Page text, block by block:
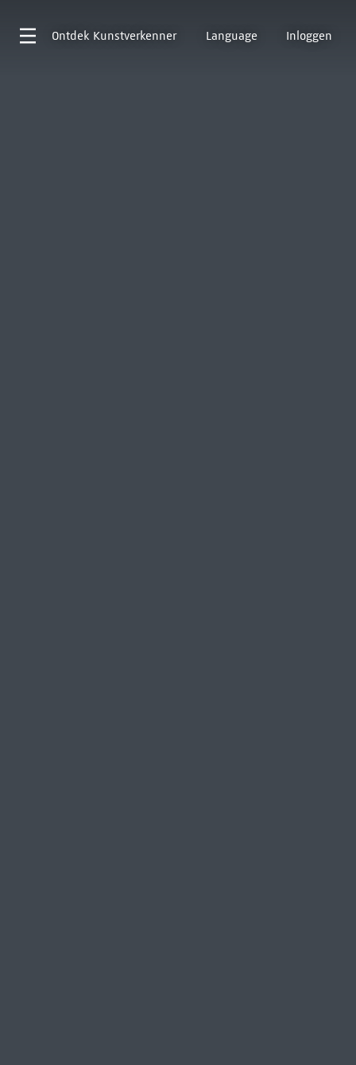
Ontdek Kunstverkenner Language Inloggen